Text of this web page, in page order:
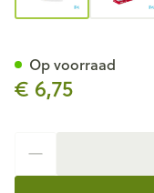
€ 6,75
Op voorraad